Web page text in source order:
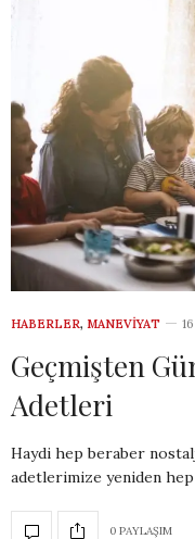
HABERLER, MANEVIYAT
Geçmişten
Adetleri
Haydi hep beraber
adetlerimize yeniden
0 PAYLAŞIM